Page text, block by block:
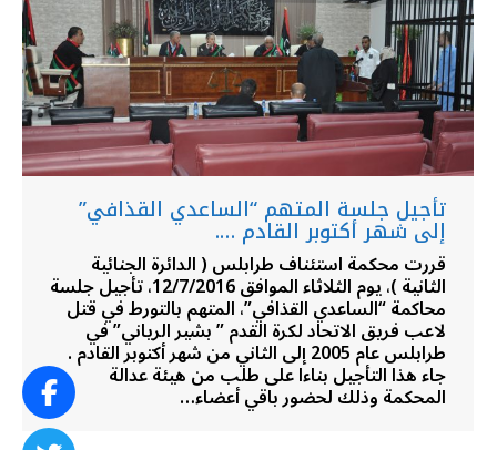
تأجيل جلسة المتهم “الساعدي القذافي”
إلى شهر أكتوبر القادم ….
قررت محكمة استئناف طرابلس ( الدائرة الجنائية
الثانية )، يوم الثلاثاء الموافق 12/7/2016، تأجيل جلسة
محاكمة “الساعدي القذافي”، المتهم بالتورط في قتل
لاعب فريق الاتحاد لكرة القدم ” بشير الرياني” في
طرابلس عام 2005 إلى الثاني من شهر أكتوبر القادم .
جاء هذا التأجيل بناءا على طلب من هيئة عدالة
المحكمة وذلك لحضور باقي أعضاء…